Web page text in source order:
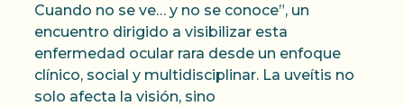
Cuando no se ve… y no se conoce”, un
encuentro dirigido a visibilizar esta
enfermedad ocular rara desde un enfoque
clínico, social y multidisciplinar. La uveítis no
solo afecta la visión, sino